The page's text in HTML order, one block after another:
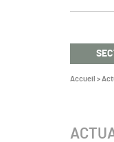
Vous
Accueil >